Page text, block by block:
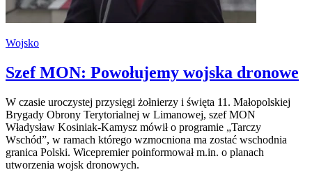
Wojsko
Szef MON: Powołujemy wojska dronowe
W czasie uroczystej przysięgi żołnierzy i święta 11. Małopolskiej
Brygady Obrony Terytorialnej w Limanowej, szef MON
Władysław Kosiniak-Kamysz mówił o programie „Tarczy
Wschód”, w ramach którego wzmocniona ma zostać wschodnia
granica Polski. Wicepremier poinformował m.in. o planach
utworzenia wojsk dronowych.